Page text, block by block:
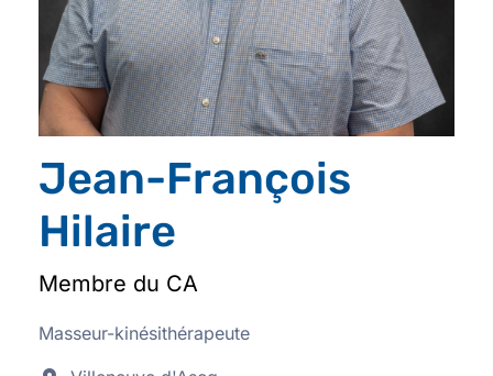
Jean-François
Hilaire
Membre du CA
Masseur-kinésithérapeute